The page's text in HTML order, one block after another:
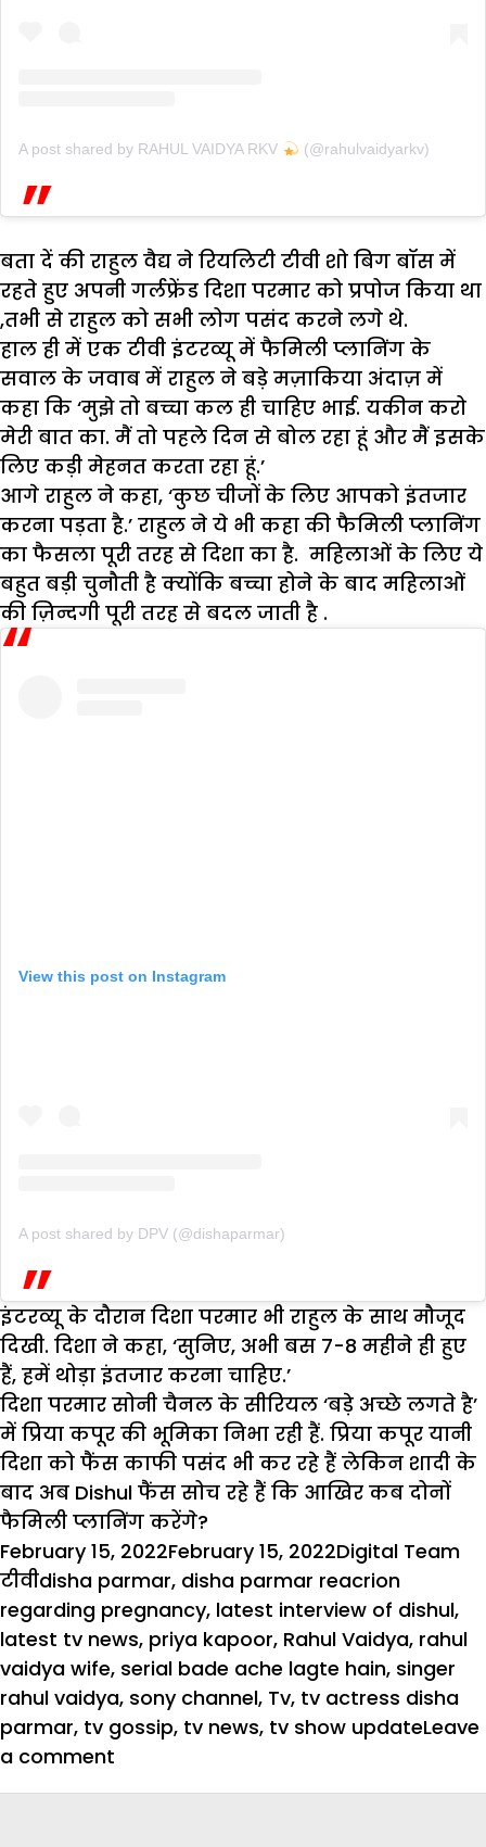
A post shared by RAHUL VAIDYA RKV (@rahulvaidyarkv)
बता दें की राहुल वैद्य ने रियलिटी टीवी शो बिग बॉस में
रहते हुए अपनी गर्लफ्रेंड दिशा परमार को प्रपोज किया था
,तभी से राहुल को सभी लोग पसंद करने लगे थे.
हाल ही में एक टीवी इंटरव्यू में फैमिली प्लानिंग के
सवाल के जवाब में राहुल ने बड़े मज़ाकिया अंदाज़ में
कहा कि ‘मुझे तो बच्चा कल ही चाहिए भाई. यकीन करो
मेरी बात का. मैं तो पहले दिन से बोल रहा हूं और मैं इसके
लिए कड़ी मेहनत करता रहा हूं.’
आगे राहुल ने कहा, ‘कुछ चीजों के लिए आपको इंतजार
करना पड़ता है.’ राहुल ने ये भी कहा की फैमिली प्लानिंग
का फैसला पूरी तरह से दिशा का है. महिलाओं के लिए ये
बहुत बड़ी चुनौती है क्योंकि बच्चा होने के बाद महिलाओं
की ज़िन्दगी पूरी तरह से बदल जाती है .
View this post on Instagram
A post shared by DPV (@dishaparmar)
इंटरव्यू के दौरान दिशा परमार भी राहुल के साथ मौजूद
दिखी. दिशा ने कहा, ‘सुनिए, अभी बस 7-8 महीने ही हुए
हैं, हमें थोड़ा इंतजार करना चाहिए.’
दिशा परमार सोनी चैनल के सीरियल ‘बड़े अच्छे लगते है’
में प्रिया कपूर की भूमिका निभा रही हैं. प्रिया कपूर यानी
दिशा को फैंस काफी पसंद भी कर रहे हैं लेकिन शादी के
बाद अब Dishul फैंस सोच रहे हैं कि आखिर कब दोनों
फैमिली प्लानिंग करेंगे?
Posted
on
February 15, 2022February 15, 2022Author
Digital Team
टीवीTags
disha parmar, disha parmar reacrion
regarding pregnancy, latest interview of dishul,
latest tv news, priya kapoor, Rahul Vaidya, rahul
vaidya wife, serial bade ache lagte hain, singer
rahul vaidya, sony channel, Tv, tv actress disha
parmar, tv gossip, tv news, tv show updateLeave
a comment